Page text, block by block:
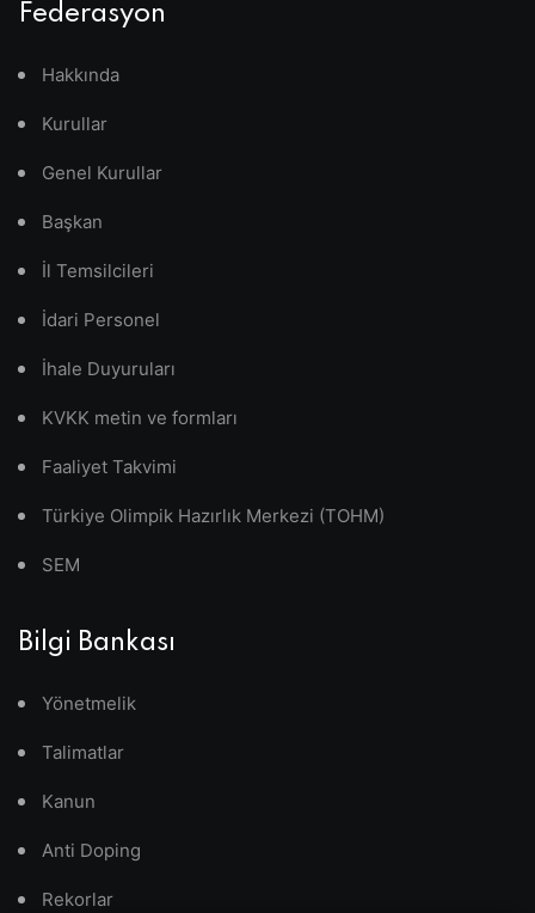
Federasyon
Hakkında
Kurullar
Genel Kurullar
Başkan
İl Temsilcileri
İdari Personel
İhale Duyuruları
KVKK metin ve formları
Faaliyet Takvimi
Türkiye Olimpik Hazırlık Merkezi (TOHM)
SEM
Bilgi Bankası
Yönetmelik
Talimatlar
Kanun
Anti Doping
Rekorlar